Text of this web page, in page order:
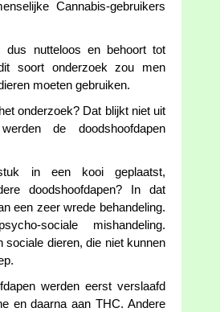
Cannabis-gebruikers
dus nutteloos en behoort tot
soort onderzoek zou men
moeten gebruiken.
onderzoek? Dat blijkt niet uit
de doodshoofdapen
in een kooi geplaatst,
doodshoofdapen? In dat
een zeer wrede behandeling.
sociale mishandeling.
sociale dieren, die niet kunnen
werden eerst verslaafd
en daarna aan THC. Andere